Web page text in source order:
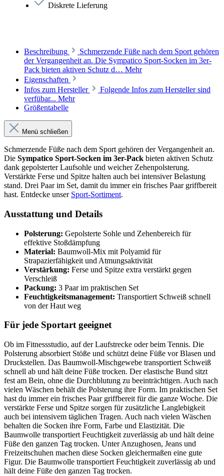
Diskrete Lieferung
Beschreibung
Schmerzende Füße nach dem Sport gehören
der Vergangenheit an. Die Sympatico Sport-Socken im 3er-
Pack bieten aktiven Schutz d… Mehr
Eigenschaften
Infos zum Hersteller
Folgende Infos zum Hersteller sind
verfübar... Mehr
Größentabelle
Menü schließen
Schmerzende Füße nach dem Sport gehören der Vergangenheit an.
Die Sympatico Sport-Socken im 3er-Pack bieten aktiven Schutz
dank gepolsterter Laufsohle und weicher Zehenpolsterung.
Verstärkte Ferse und Spitze halten auch bei intensiver Belastung
stand. Drei Paar im Set, damit du immer ein frisches Paar griffbereit
hast. Entdecke unser Sport-Sortiment.
Ausstattung und Details
Polsterung: Gepolsterte Sohle und Zehenbereich für
effektive Stoßdämpfung
Material: Baumwoll-Mix mit Polyamid für
Strapazierfähigkeit und Atmungsaktivität
Verstärkung: Ferse und Spitze extra verstärkt gegen
Verschleiß
Packung: 3 Paar im praktischen Set
Feuchtigkeitsmanagement: Transportiert Schweiß schnell
von der Haut weg
Für jede Sportart geeignet
Ob im Fitnessstudio, auf der Laufstrecke oder beim Tennis. Die
Polsterung absorbiert Stöße und schützt deine Füße vor Blasen und
Druckstellen. Das Baumwoll-Mischgewebe transportiert Schweiß
schnell ab und hält deine Füße trocken. Der elastische Bund sitzt
fest am Bein, ohne die Durchblutung zu beeinträchtigen. Auch nach
vielen Wäschen behält die Polsterung ihre Form. Im praktischen Set
hast du immer ein frisches Paar griffbereit für die ganze Woche. Die
verstärkte Ferse und Spitze sorgen für zusätzliche Langlebigkeit
auch bei intensivem täglichen Tragen. Auch nach vielen Wäschen
behalten die Socken ihre Form, Farbe und Elastizität. Die
Baumwolle transportiert Feuchtigkeit zuverlässig ab und hält deine
Füße den ganzen Tag trocken. Unter Anzughosen, Jeans und
Freizeitschuhen machen diese Socken gleichermaßen eine gute
Figur. Die Baumwolle transportiert Feuchtigkeit zuverlässig ab und
hält deine Füße den ganzen Tag trocken.